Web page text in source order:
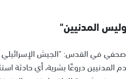
المدنيين"
في القدس: "الجيش الإسرائيلي
دروعًا بشرية، أي حادثة